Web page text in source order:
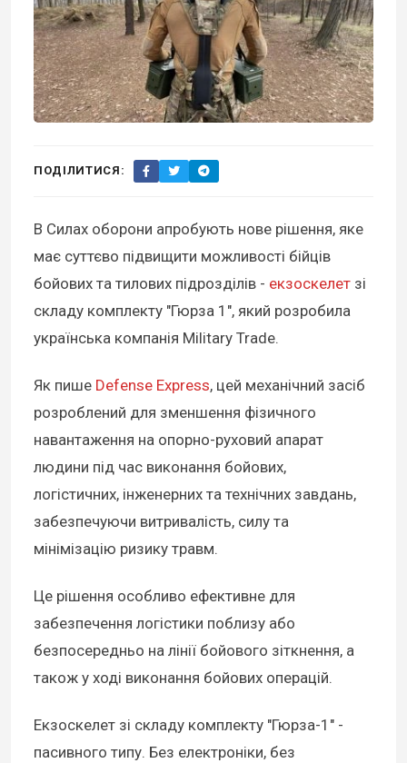
ПОДІЛИТИСЯ:
В Силах оборони апробують нове рішення, яке
має суттєво підвищити можливості бійців
бойових та тилових підрозділів - екзоскелет зі
складу комплекту "Гюрза 1", який розробила
українська компанія Military Trade.
Як пише Defense Express, цей механічний засіб
розроблений для зменшення фізичного
навантаження на опорно-руховий апарат
людини під час виконання бойових,
логістичних, інженерних та технічних завдань,
забезпечуючи витривалість, силу та
мінімізацію ризику травм.
Це рішення особливо ефективне для
забезпечення логістики поблизу або
безпосередньо на лінії бойового зіткнення, а
також у ході виконання бойових операцій.
Екзоскелет зі складу комплекту "Гюрза-1" -
пасивного типу. Без електроніки, без